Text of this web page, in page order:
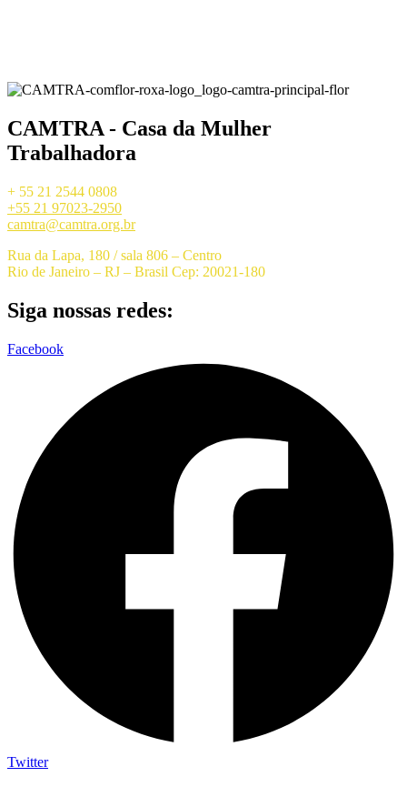
CAMTRA - Casa da Mulher
Trabalhadora
+ 55 21 2544 0808
+55 21 97023-2950
camtra@camtra.org.br
Rua da Lapa, 180 / sala 806 – Centro
Rio de Janeiro – RJ – Brasil Cep: 20021-180
Siga nossas redes:
Facebook
Twitter